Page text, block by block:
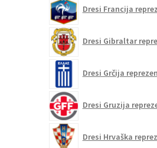
Dresi Francija
Dresi Gibraltar
Dresi Grčija
Dresi Gruzija
Dresi Hrvaška